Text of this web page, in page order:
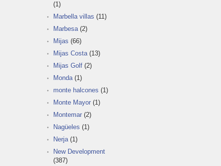
(1)
Marbella villas (11)
Marbesa(2)
Mijas (66)
Mijas Costa(13)
Mijas Golf (2)
Monda(1)
monte halcones (1)
Monte Mayor (1)
Montemar (2)
Nagüeles (1)
Nerja(1)
New Development
(387)